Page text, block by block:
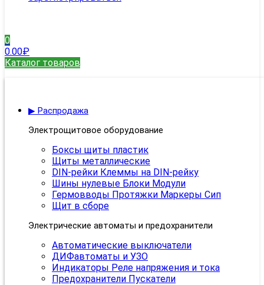
0
0.00₽
Каталог товаров
▶ Распродажа
Электрощитовое оборудование
Боксы щиты пластик
Щиты металлические
DIN-рейки Клеммы на DIN-рейку
Шины нулевые Блоки Модули
Гермовводы Протяжки Маркеры Сип
Щит в сборе
Электрические автоматы и предохранители
Автоматические выключатели
ДИФавтоматы и УЗО
Индикаторы Реле напряжения и тока
Предохранители Пускатели